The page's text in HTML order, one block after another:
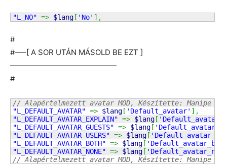
"L_NO" => $lang[ 'No' ] ,
#
#—–[ A SOR UTÁN MÁSOLD BE EZT ]
——————————————
#
// Alapértelmezett avatar MOD, Készítette: Manipe
"L_DEFAULT_AVATAR" => $lang [ 'Default_avatar' ] ,
"L_DEFAULT_AVATAR_EXPLAIN" => $lang [
"L_DEFAULT_AVATAR_GUESTS" => $lang [
"L_DEFAULT_AVATAR_USERS" => $lang [
"L_DEFAULT_AVATAR_BOTH" => $lang [
"L_DEFAULT_AVATAR_NONE" => $lang [
// Alapértelmezett avatar MOD, Készítette: Manipe